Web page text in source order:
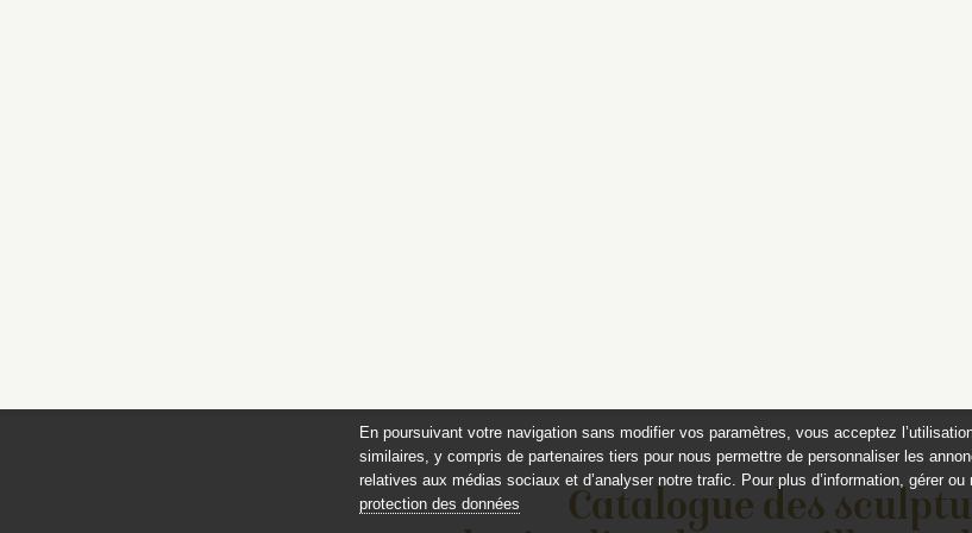
Catalogue des
En poursuivant votre navigation sans modifier vos paramètres, vous acceptez
similaires, y compris de partenaires tiers pour nous permettre de personnaliser les
relatives aux médias sociaux et d’analyser notre trafic. Pour plus d’information, gérer
protection des données